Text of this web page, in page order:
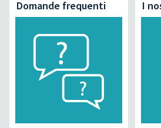
Domande frequenti I